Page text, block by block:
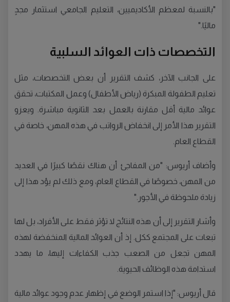
"بالنسبة لمعظم الأكاديميين، التعليم الجامعي استثمار مجدٍ
ماليًا."
التخصصات ذات العوائد السلبية
على الجانب الآخر، كشف التقرير أن بعض التخصصات، مثل
تعليم الطفولة المبكرة (رياض الأطفال) وعمل المكتبات، تحقق
عوائد مالية أقل مقارنة بالعمل بعد الثانوية مباشرة. ويعزو
التقرير هذا الأمر إلى انخفاض الرواتب في هذه المهن، خاصة في
القطاع العام.
وأضاف أريوس: "من المفاجئ أن هناك نقصًا كبيرًا في العديد
من المهن، خصوصًا في القطاع العام، ومع ذلك لم يؤد هذا إلى
زيادة ملحوظة في الأجور."
وأشار التقرير إلى أن هذه النتائج لا تؤثر فقط على الأفراد، بل لها
تبعات على المجتمع ككل. إذ أن العوائد المالية المنخفضة لهذه
المهن تجعل من الصعب جذب الكفاءات إليها، ما يهدد
استدامة هذه الوظائف الحيوية.
قال أريوس: "إذا استمر الوضع في إظهار عدم وجود عوائد مالية